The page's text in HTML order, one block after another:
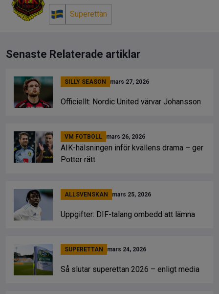
Superettan
Senaste Relaterade artiklar
SILLY SEASON mars 27, 2026
Officiellt: Nordic United värvar Johansson
VM FOTBOLL mars 26, 2026
AIK-hälsningen inför kvällens drama – ger
Potter rätt
ALLSVENSKAN mars 25, 2026
Uppgifter: DIF-talang ombedd att lämna
SUPERETTAN mars 24, 2026
Så slutar superettan 2026 – enligt media